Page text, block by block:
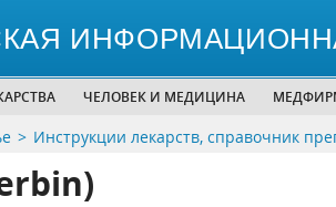
ЧЕЛОВЕК И МЕДИЦИНА
Инструкции лекарств, справочник